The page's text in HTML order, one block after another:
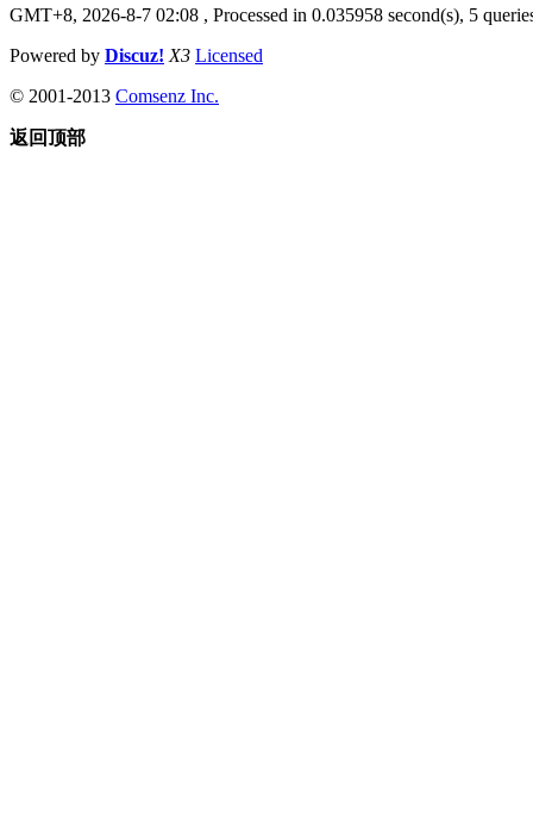
GMT+8, 2026-8-7 02:08 , Processed in 0.035958 second(s), 5
Powered by Discuz! X3 Licensed
© 2001-2013 Comsenz Inc.
返回顶部